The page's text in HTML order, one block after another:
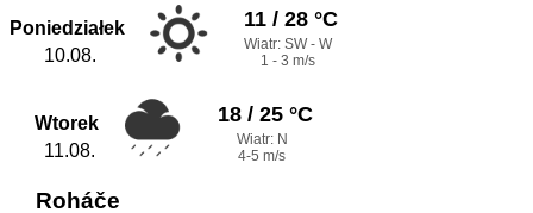
Poniedziałek
10.08.
11 / 28 °C
Wiatr: SW - W
1 - 3 m/s
Wtorek
11.08.
18 / 25 °C
Wiatr: N
4-5 m/s
Roháče